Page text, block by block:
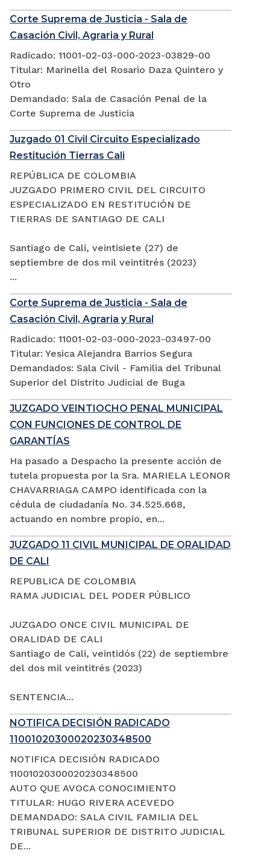
Corte Suprema de Justicia - Sala de
Casación Civil, Agraria y Rural
Radicado: 11001-02-03-000-2023-03829-00
Titular: Marinella del Rosario Daza Quintero y
Otro
Demandado: Sala de Casación Penal de la
Corte Suprema de Justicia
Juzgado 01 Civil Circuito Especializado
Restitución Tierras Cali
REPÚBLICA DE COLOMBIA
JUZGADO PRIMERO CIVIL DEL CIRCUITO
ESPECIALIZADO EN RESTITUCIÓN DE
TIERRAS DE SANTIAGO DE CALI
Santiago de Cali, veintisiete (27) de
septiembre de dos mil veintitrés (2023)
...
Corte Suprema de Justicia - Sala de
Casación Civil, Agraria y Rural
Radicado: 11001-02-03-000-2023-03497-00
Titular: Yesica Alejandra Barrios Segura
Demandados: Sala Civil - Familia del Tribunal
Superior del Distrito Judicial de Buga
JUZGADO VEINTIOCHO PENAL MUNICIPAL
CON FUNCIONES DE CONTROL DE
GARANTÍAS
Ha pasado a Despacho la presente acción de
tutela propuesta por la Sra. MARIELA LEONOR
CHAVARRIAGA CAMPO identificada con la
cédula de ciudadanía No. 34.525.668,
actuando en nombre propio, en...
JUZGADO 11 CIVIL MUNICIPAL DE ORALIDAD
DE CALI
REPUBLICA DE COLOMBIA
RAMA JUDICIAL DEL PODER PÚBLICO
JUZGADO ONCE CIVIL MUNICIPAL DE
ORALIDAD DE CALI
Santiago de Cali, veintidós (22) de septiembre
del dos mil veintitrés (2023)
SENTENCIA...
NOTIFICA DECISIÓN RADICADO
11001020300020230348500
NOTIFICA DECISIÓN RADICADO
11001020300020230348500
AUTO QUE AVOCA CONOCIMIENTO
TITULAR: HUGO RIVERA ACEVEDO
DEMANDADO: SALA CIVIL FAMILIA DEL
TRIBUNAL SUPERIOR DE DISTRITO JUDICIAL
DE...